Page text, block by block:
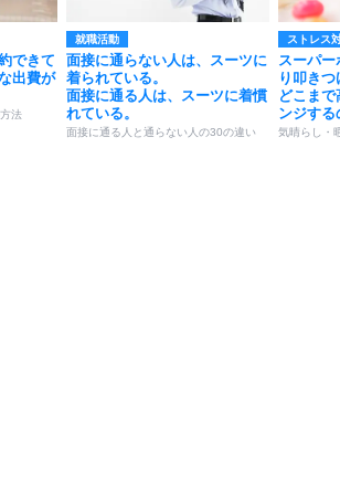
できて
出費が
法
就職活動
面接に通らない人は、スーツに
着られている。
面接に通る人は、スーツに着慣
れている。
面接に通る人と通らない人の30の違い
ストレス
スーパ
り叩きつ
どこま
ンジする
気晴らし・